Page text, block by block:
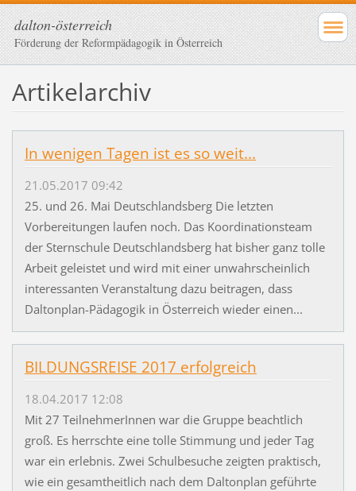
dalton-österreich
Förderung der Reformpädagogik in Österreich
Artikelarchiv
In wenigen Tagen ist es so weit...
21.05.2017 09:42
25. und 26. Mai Deutschlandsberg Die letzten
Vorbereitungen laufen noch. Das Koordinationsteam
der Sternschule Deutschlandsberg hat bisher ganz tolle
Arbeit geleistet und wird mit einer unwahrscheinlich
interessanten Veranstaltung dazu beitragen, dass
Daltonplan-Pädagogik in Österreich wieder einen...
BILDUNGSREISE 2017 erfolgreich
18.04.2017 12:08
Mit 27 TeilnehmerInnen war die Gruppe beachtlich
groß. Es herrschte eine tolle Stimmung und jeder Tag
war ein erlebnis. Zwei Schulbesuche zeigten praktisch,
wie ein gesamtheitlich nach dem Daltonplan geführte